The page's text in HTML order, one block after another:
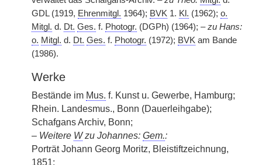
GDL (1919, Ehrenmitgl. 1964); BVK 1. Kl. (1962); o.
Mitgl. d. Dt. Ges. f. Photogr. (DGPh) (1964); –zu Hans:
o. Mitgl. d. Dt. Ges. f. Photogr. (1972); BVK am Bande
(1986).
Werke
Bestände im Mus. f. Kunst u. Gewerbe, Hamburg;
Rhein. Landesmus., Bonn (Dauerleihgabe);
Schafgans Archiv, Bonn;
– Weitere Wzu Johannes: Gem.:
Porträt Johann Georg Moritz, Bleistiftzeichnung,
1851;